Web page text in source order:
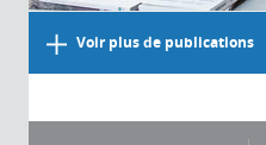
Voir plus de publications